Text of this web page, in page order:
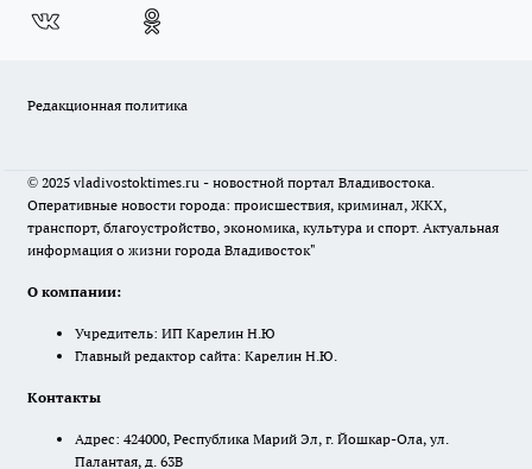
Редакционная политика
© 2025 vladivostoktimes.ru - новостной портал Владивостока.
Оперативные новости города: происшествия, криминал, ЖКХ,
транспорт, благоустройство, экономика, культура и спорт. Актуальная
информация о жизни города Владивосток"
О компании:
Учредитель: ИП Карелин Н.Ю
Главный редактор сайта: Карелин Н.Ю.
Контакты
Адрес: 424000, Республика Марий Эл, г. Йошкар-Ола, ул.
Палантая, д. 63В